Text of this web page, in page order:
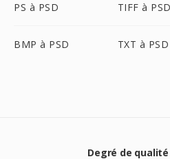
PS à PSD TIFF à PSD
BMP à PSD TXT à PSD
Degré de qualité